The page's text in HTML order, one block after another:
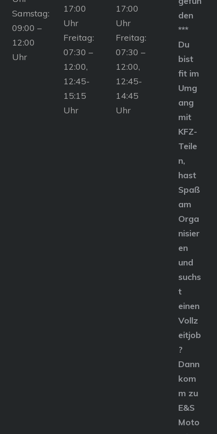
Samstag:
09:00 –
12:00
Uhr
17:00
Uhr
Freitag:
07:30 –
12:00,
12:45-
15:15
Uhr
17:00
Uhr
Freitag:
07:30 –
12:00,
12:45-
14:45
Uhr
den
***
Du
bist
fit im
Umg
ang
mit
KFZ-
Teile
n,
hast
Spaß
am
Orga
nisier
en
und
suchs
t
einen
Vollz
eitjob
?
Dann
kom
m zu
E&S
Moto